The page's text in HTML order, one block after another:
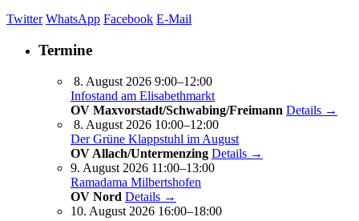
Twitter WhatsApp Facebook E-Mail
Termine
8. August 2026 9:00–12:00
Infostand am Elisabethmarkt
OV Maxvorstadt/Schwabing/Freimann Details →
8. August 2026 10:00–12:00
Der Grüne Klappstuhl im August
OV Allach/Untermenzing Details →
9. August 2026 11:00–13:00
Ramadama Milbertshofen
OV Nord Details →
10. August 2026 16:00–18:00